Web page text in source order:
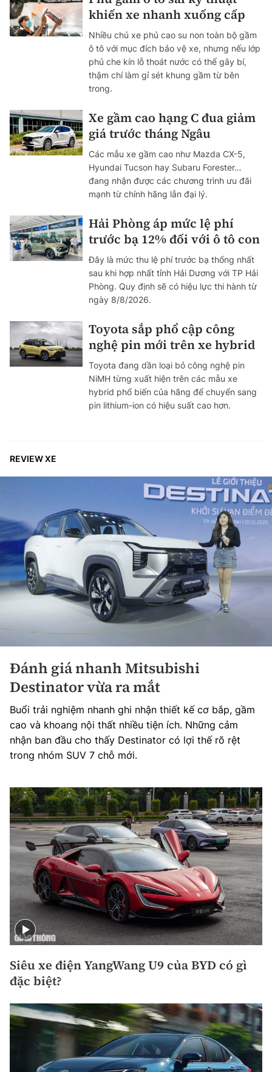
khiến xe nhanh xuống cấp
Nhiều chủ xe phủ cao su non toàn bộ gầm
ô tô với mục đích bảo vệ xe, nhưng nếu lớp
phủ che kín lỗ thoát nước có thể gây bí,
thậm chí làm gỉ sét khung gầm từ bên
trong.
Xe gầm cao hạng C đua giảm
giá trước tháng Ngâu
Các mẫu xe gầm cao như Mazda CX-5,
Hyundai Tucson hay Subaru Forester…
đang nhận được các chương trình ưu đãi
mạnh từ chính hãng lẫn đại lý.
Hải Phòng áp mức lệ phí
trước bạ 12% đối với ô tô con
Đây là mức thu lệ phí trước bạ thống nhất
sau khi hợp nhất tỉnh Hải Dương với TP Hải
Phòng. Quy định sẽ có hiệu lực thi hành từ
ngày 8/8/2026.
Toyota sắp phổ cập công
nghệ pin mới trên xe hybrid
Toyota đang dần loại bỏ công nghệ pin
NiMH từng xuất hiện trên các mẫu xe
hybrid phổ biến của hãng để chuyển sang
pin lithium-ion có hiệu suất cao hơn.
REVIEW XE
Đánh giá nhanh Mitsubishi
Destinator vừa ra mắt
Buổi trải nghiệm nhanh ghi nhận thiết kế cơ bắp, gầm
cao và khoang nội thất nhiều tiện ích. Những cảm
nhận ban đầu cho thấy Destinator có lợi thế rõ rệt
trong nhóm SUV 7 chỗ mới.
Siêu xe điện YangWang U9 của BYD có gì
đặc biệt?